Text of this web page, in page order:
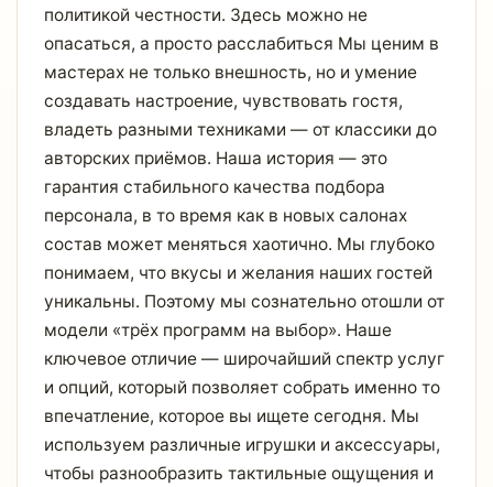
политикой честности. Здесь можно не
опасаться, а просто расслабиться Мы ценим в
мастерах не только внешность, но и умение
создавать настроение, чувствовать гостя,
владеть разными техниками — от классики до
авторских приёмов. Наша история — это
гарантия стабильного качества подбора
персонала, в то время как в новых салонах
состав может меняться хаотично. Мы глубоко
понимаем, что вкусы и желания наших гостей
уникальны. Поэтому мы сознательно отошли от
модели «трёх программ на выбор». Наше
ключевое отличие — широчайший спектр услуг
и опций, который позволяет собрать именно то
впечатление, которое вы ищете сегодня. Мы
используем различные игрушки и аксессуары,
чтобы разнообразить тактильные ощущения и